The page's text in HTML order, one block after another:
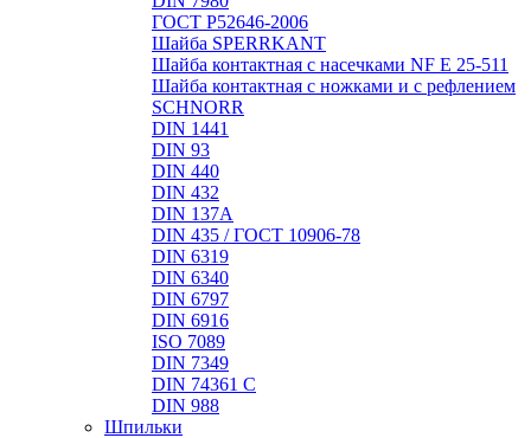
ГОСТ Р52646-2006
Шайба SPERRKANT
Шайба контактная с насечками NF E 25-511
Шайба контактная с ножками и с рефлением
SCHNORR
DIN 1441
DIN 93
DIN 440
DIN 432
DIN 137A
DIN 435 / ГОСТ 10906-78
DIN 6319
DIN 6340
DIN 6797
DIN 6916
ISO 7089
DIN 7349
DIN 74361 C
DIN 988
Шпильки